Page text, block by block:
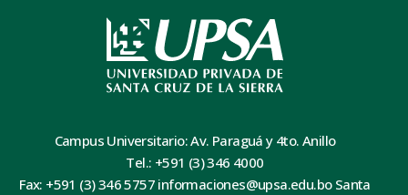
Campus Universitario: Av. Paraguá y 4to. Anillo
Tel.: +591 (3) 346 4000
Fax: +591 (3) 346 5757 informaciones@upsa.edu.bo Santa